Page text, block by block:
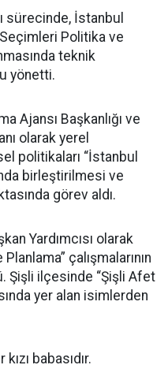
sürecinde, İstanbul
Politika ve
teknik
yönetti.
Ajansı Başkanlığı ve
olarak yerel
politikaları “İstanbul
birleştirilmesi ve
görev aldı.
Yardımcısı olarak
çalışmalarının
Şişli ilçesinde “Şişli Afet
yer alan isimlerden
babasıdır.